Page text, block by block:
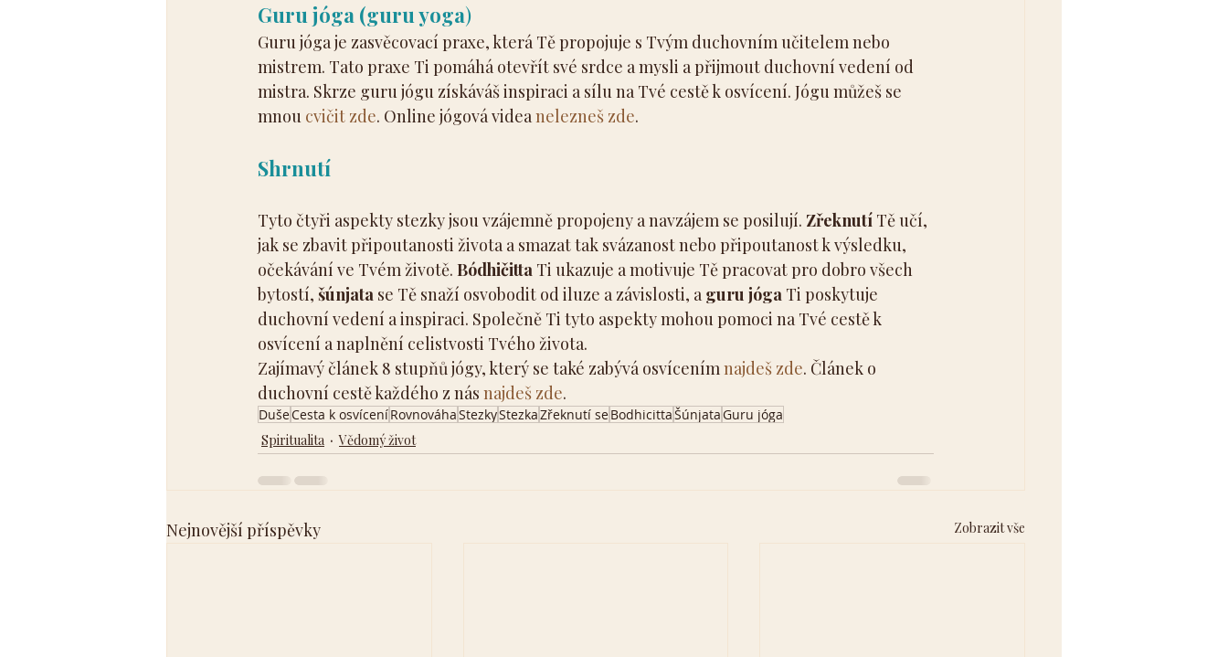
Guru jóga (guru yoga)
Guru jóga je zasvěcovací praxe, která Tě propojuje s Tvým duchovním učitelem nebo
mistrem. Tato praxe Ti pomáhá otevřít své srdce a mysli a přijmout duchovní vedení od
mistra. Skrze guru jógu získáváš inspiraci a sílu na Tvé cestě k osvícení. Jógu můžeš se
mnou cvičit zde. Online jógová videa nelezneš zde.
Shrnutí
Tyto čtyři aspekty stezky jsou vzájemně propojeny a navzájem se posilují. Zřeknutí Tě učí,
jak se zbavit připoutanosti života a smazat tak svázanost nebo připoutanost k výsledku,
očekávání ve Tvém životě. Bódhičitta Ti ukazuje a motivuje Tě pracovat pro dobro všech
bytostí, šúnjata se Tě snaží osvobodit od iluze a závislosti, a guru jóga Ti poskytuje
duchovní vedení a inspiraci. Společně Ti tyto aspekty mohou pomoci na Tvé cestě k
osvícení a naplnění celistvosti Tvého života.
Zajímavý článek 8 stupňů jógy, který se také zabývá osvícením najdeš zde. Článek o
duchovní cestě každého z nás najdeš zde.
DušeCesta k osvíceníRovnováhaStezkyStezkaZřeknutí seBodhicittaŠúnjataGuru jóga
Spiritualita
Vědomý život
Nejnovější příspěvky Zobrazit vše